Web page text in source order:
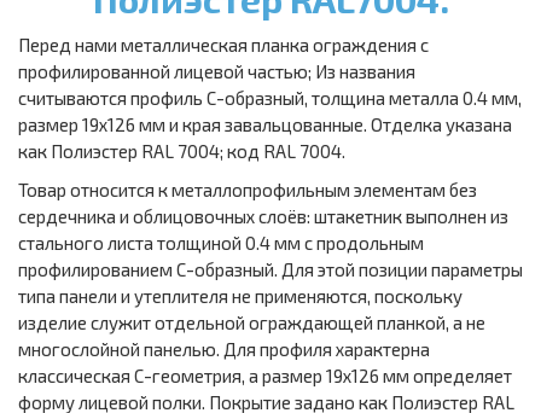
Перед нами металлическая планка ограждения с
профилированной лицевой частью; Из названия
считываются профиль С-образный, толщина металла 0.4 мм,
размер 19х126 мм и края завальцованные. Отделка указана
как Полиэстер RAL 7004; код RAL 7004.
Товар относится к металлопрофильным элементам без
сердечника и облицовочных слоёв: штакетник выполнен из
стального листа толщиной 0.4 мм с продольным
профилированием С-образный. Для этой позиции параметры
типа панели и утеплителя не применяются, поскольку
изделие служит отдельной ограждающей планкой, а не
многослойной панелью. Для профиля характерна
классическая С-геометрия, а размер 19х126 мм определяет
форму лицевой полки. Покрытие задано как Полиэстер RAL